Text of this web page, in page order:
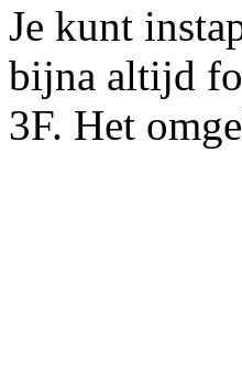
Je kunt
bijna altijd
3F. Het